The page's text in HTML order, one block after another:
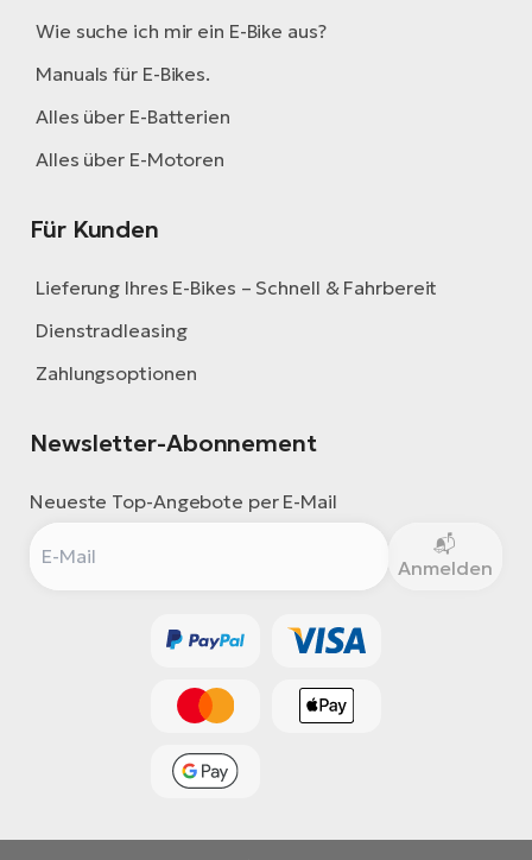
Wie suche ich mir ein E-Bike aus?
Manuals für E-Bikes.
Alles über E-Batterien
Alles über E-Motoren
Für Kunden
Lieferung Ihres E-Bikes – Schnell & Fahrbereit
Dienstradleasing
Zahlungsoptionen
Newsletter-Abonnement
Neueste Top-Angebote per E-Mail
Anmelden